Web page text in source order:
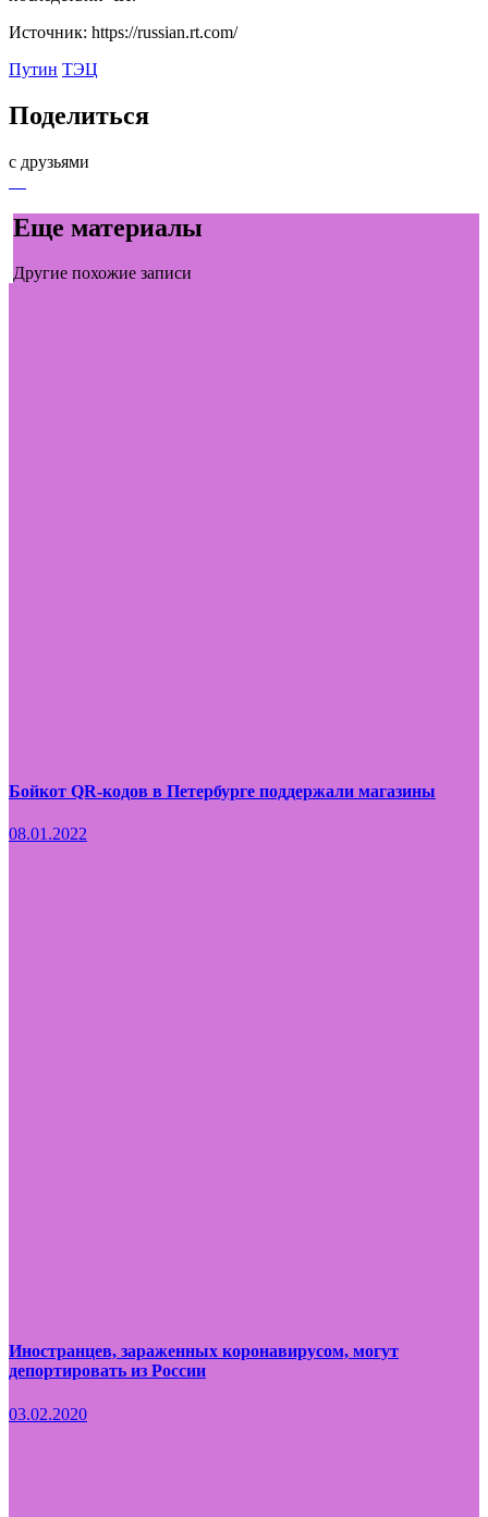
Источник: https://russian.rt.com/
Путин ТЭЦ
Поделиться
с друзьями
Еще материалы
Другие похожие записи
Бойкот QR-кодов в Петербурге поддержали магазины
08.01.2022
Иностранцев, зараженных коронавирусом, могут
депортировать из России
03.02.2020